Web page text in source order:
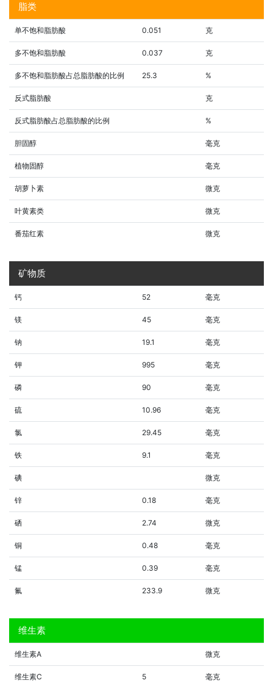
脂类
单不饱和脂肪酸 0.051 克
多不饱和脂肪酸 0.037 克
多不饱和脂肪酸占总脂肪酸的比例 25.3 %
反式脂肪酸 克
反式脂肪酸占总脂肪酸的比例 %
胆固醇 毫克
植物固醇 毫克
胡萝卜素 微克
叶黄素类 微克
番茄红素 微克
矿物质
钙 52 毫克
镁 45 毫克
钠 19.1 毫克
钾 995 毫克
磷 90 毫克
硫 10.96 毫克
氯 29.45 毫克
铁 9.1 毫克
碘 微克
锌 0.18 毫克
硒 2.74 微克
铜 0.48 毫克
锰 0.39 毫克
氟 233.9 微克
维生素
维生素A 微克
维生素C 5 毫克